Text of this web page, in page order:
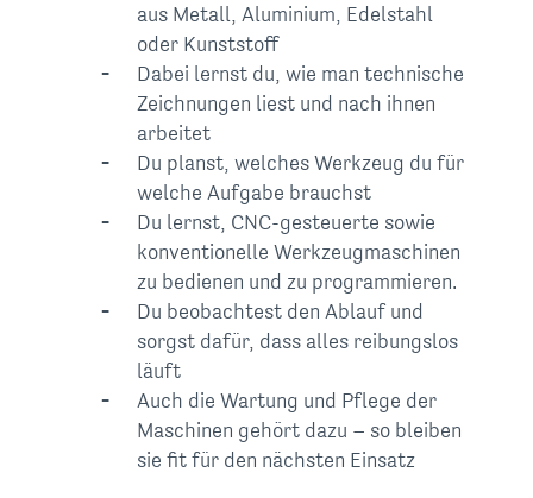
aus Metall, Aluminium, Edelstahl
oder Kunststoff
Dabei lernst du, wie man technische
Zeichnungen liest und nach ihnen
arbeitet
Du planst, welches Werkzeug du für
welche Aufgabe brauchst
Du lernst, CNC-gesteuerte sowie
konventionelle Werkzeugmaschinen
zu bedienen und zu programmieren.
Du beobachtest den Ablauf und
sorgst dafür, dass alles reibungslos
läuft
Auch die Wartung und Pflege der
Maschinen gehört dazu – so bleiben
sie fit für den nächsten Einsatz